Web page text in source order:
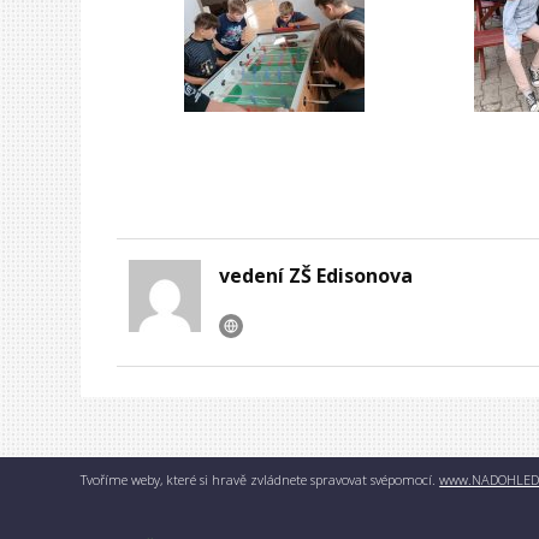
vedení ZŠ Edisonova
Tvoříme weby, které si hravě zvládnete spravovat svépomocí.